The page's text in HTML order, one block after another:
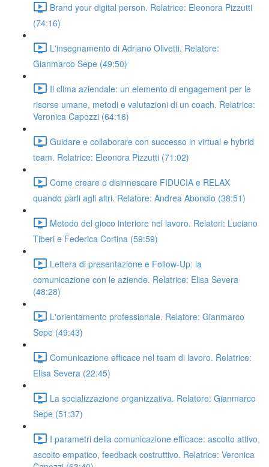
Brand your digital person. Relatrice: Eleonora Pizzutti
(74:16)
L'insegnamento di Adriano Olivetti. Relatore:
Gianmarco Sepe (49:50)
Il clima aziendale: un elemento di engagement per le
risorse umane, metodi e valutazioni di un coach. Relatrice:
Veronica Capozzi (64:16)
Guidare e collaborare con successo in virtual e hybrid
team. Relatrice: Eleonora Pizzutti (71:02)
Come creare o disinnescare FIDUCIA e RELAX
quando parli agli altri. Relatore: Andrea Abondio (38:51)
Metodo del gioco interiore nel lavoro. Relatori: Luciano
Tiberi e Federica Cortina (59:59)
Lettera di presentazione e Follow-Up: la
comunicazione con le aziende. Relatrice: Elisa Severa
(48:28)
L'orientamento professionale. Relatore: Gianmarco
Sepe (49:43)
Comunicazione efficace nel team di lavoro. Relatrice:
Elisa Severa (22:45)
La socializzazione organizzativa. Relatore: Gianmarco
Sepe (51:37)
I parametri della comunicazione efficace: ascolto attivo,
ascolto empatico, feedback costruttivo. Relatrice: Veronica